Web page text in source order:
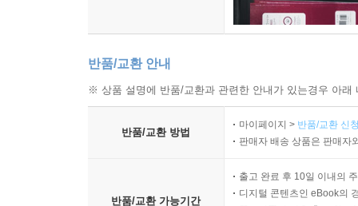
반품/교환 안내
※ 상품 설명에 반품/교환과 관련한 안내가 있는경우 아
반품/교환 방법
마이페이지 > 반품/교환 신
판매자 배송 상품은 판매자
반품/교환 가능기간
출고 완료 후 10일 이내의
디지털 콘텐츠인 eBook의